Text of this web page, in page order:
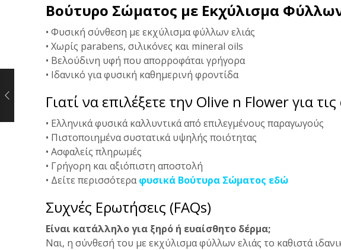
Βούτυρο Σώματος με Εκχύλισμα
• Φυσική σύνθεση με εκχύλισμα φύλλων ελιάς
• Χωρίς parabens, σιλικόνες και mineral oils
• Βελούδινη υφή που απορροφάται γρήγορα
• Ιδανικό για φυσική καθημερινή φροντίδα
Γιατί να επιλέξετε την Olive n Flower για
• Ελληνικά φυσικά καλλυντικά από επιλεγμένους παραγωγούς
• Πιστοποιημένα συστατικά υψηλής ποιότητας
• Ασφαλείς πληρωμές
• Γρήγορη και αξιόπιστη αποστολή
• Δείτε περισσότεραφυσικά Βούτυρα Σώματος εδώ
Συχνές Ερωτήσεις (FAQs)
Είναι κατάλληλο για ξηρό ή ευαίσθητο δέρμα;
Ναι, η σύνθεσή του με εκχύλισμα φύλλων ελιάς το καθιστά